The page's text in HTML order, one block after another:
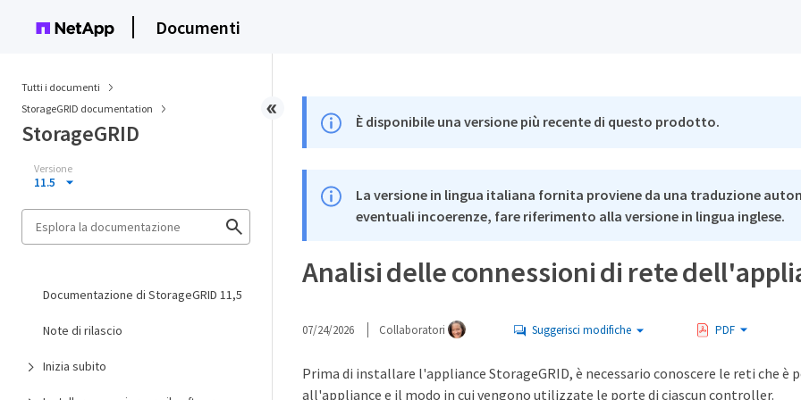
Documenti
Tutti i documenti
StorageGRID documentation
StorageGRID
Versione
11.5
Documentazione di StorageGRID 11,5
Note di rilascio
Inizia subito
È disponibile una versione più recente di questo prodotto.
La versione in lingua italiana fornita proviene da una traduzione
eventuali incoerenze, fare riferimento alla versione in lingua inglese.
Analisi delle connessioni di rete
07/24/2026 Collaboratori Suggerisci modifiche PDF
Prima di installare l'appliance StorageGRID, è necessario conoscere le reti che è
all'appliance e il modo in cui vengono utilizzate le porte di ciascun controller.